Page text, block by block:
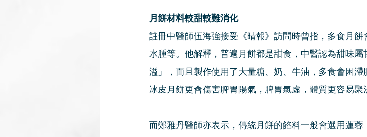
月餅材料較甜較難消化
註冊中醫師伍海強接受《晴報》訪問時曾指，多食月餅
水腫等。他解釋，普遍月餅都是甜食，中醫認為甜味
溢」，而且製作使用了大量糖、奶、牛油，多食會困
冰皮月餅更會傷害脾胃陽氣，脾胃氣虛，體質更容易聚
而鄭雅丹醫師亦表示，傳統月餅的餡料一般會選用蓮